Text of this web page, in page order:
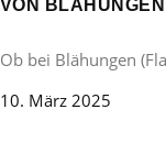
VON
Ob bei Blähungen
10. März 2025